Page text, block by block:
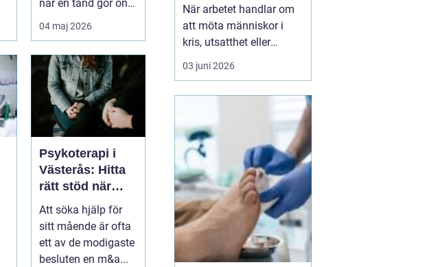
när en tand gör ont.
En bra
tandvårdskli...
04 maj 2026
Psykoterapi i
Västerås: Hitta
rätt stöd när
livet skaver
Att söka hjälp för
sitt mående är ofta
ett av de modigaste
besluten en m&a...
människor
När arbetet handlar om
att möta människor i
kris, utsatthet eller
beroende prövas både
yrkesrollen och den egna
socialtjänst, skola,
omsorg, HVB, öppenvård
eller rättsväsende känner
igen kombinationen av
höga krav, kompl...
03 juni 2026